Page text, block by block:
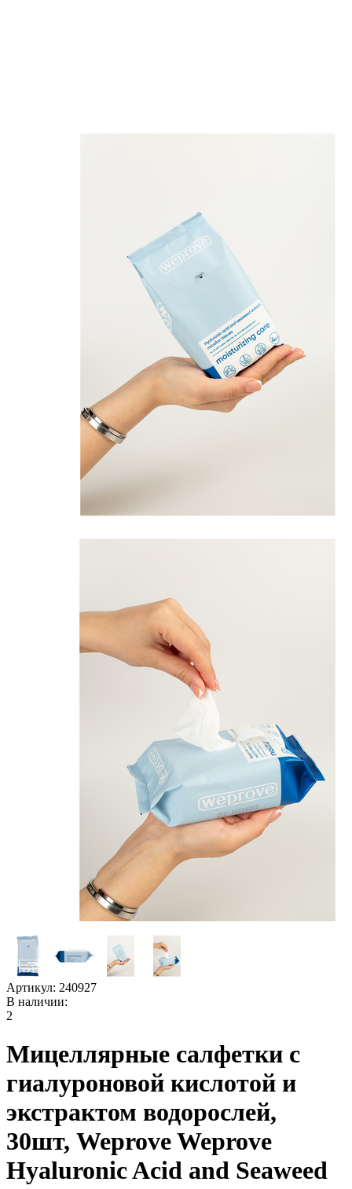
Артикул: 240927
В наличии:
2
Мицеллярные салфетки с
гиалуроновой кислотой и
экстрактом водорослей,
30шт, Weprove Weprove
Hyaluronic Acid and Seaweed